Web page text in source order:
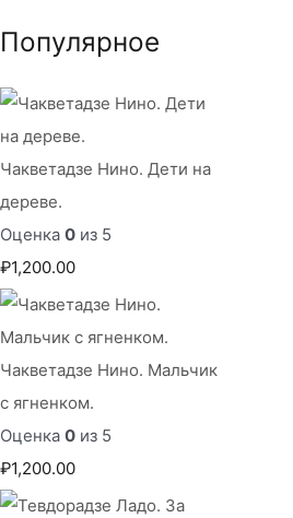
Популярное
Чакветадзе Нино. Дети на
дереве.
Оценка 0 из 5
₽1,200.00
Чакветадзе Нино. Мальчик
с ягненком.
Оценка 0 из 5
₽1,200.00